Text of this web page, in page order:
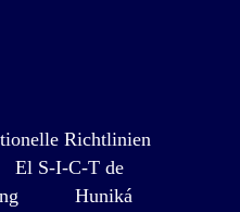
Richtlinien
El S-I-C-T de
Huniká